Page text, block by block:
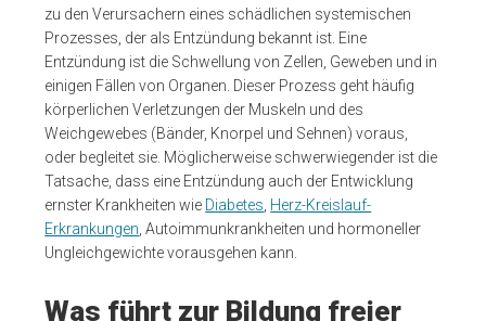
zu den Verursachern eines schädlichen systemischen
Prozesses, der als Entzündung bekannt ist. Eine
Entzündung ist die Schwellung von Zellen, Geweben und in
einigen Fällen von Organen. Dieser Prozess geht häufig
körperlichen Verletzungen der Muskeln und des
Weichgewebes (Bänder, Knorpel und Sehnen) voraus,
oder begleitet sie. Möglicherweise schwerwiegender ist die
Tatsache, dass eine Entzündung auch der Entwicklung
ernster Krankheiten wie Diabetes Herz-Kreislauf-
Erkrankungen , Autoimmunkrankheiten und hormoneller
Ungleichgewichte vorausgehen kann.
Was führt zur Bildung freier